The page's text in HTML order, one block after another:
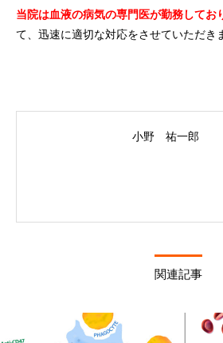
当院は血液の病気の専門医が勤務してお
て、迅速に適切な対応をさせていただき
小野 祐一郎
関連記事